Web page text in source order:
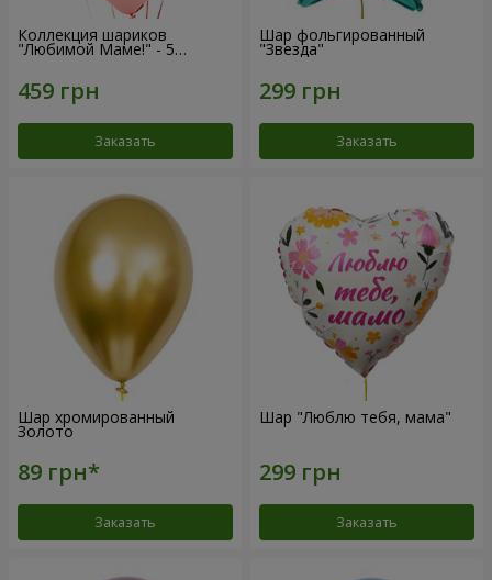
Коллекция шариков
"Любимой Маме!" - 5
Заказать
Шар фольгированный
"Звезда"
Заказать
Шар хромированный
Золото
Заказать
Шар "Люблю тебя, мама"
Заказать